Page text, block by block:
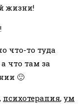
жизни!
что-то туда
что там за
🙂
, психотерапия, ум